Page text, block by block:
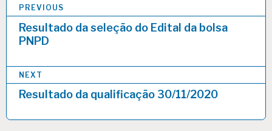
Navegação
de
Post
PREVIOUS
Resultado da seleção do Edital da bolsa
PNPD
NEXT
Resultado da qualificação 30/11/2020